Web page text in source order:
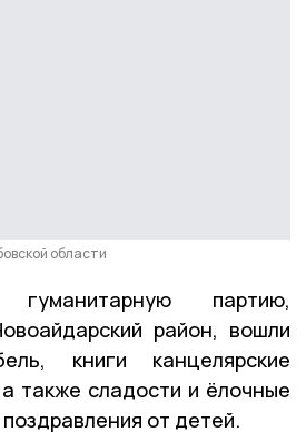
области
партию,
район, вошли
книги канцелярские
также сладости и ёлочные
от детей.